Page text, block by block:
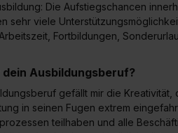
Die Aufstiegschancen
sehr viele
Fortbildungen,
Ausbildungsberuf?
gefällt mir die
in seinen Fugen extrem
teilhaben und alle